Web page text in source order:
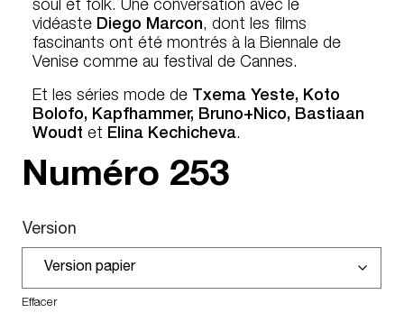
soul et folk. Une conversation avec le
vidéaste Diego Marcon, dont les films
fascinants ont été montrés à la Biennale de
Venise comme au festival de Cannes.
Et les séries mode de Txema Yeste, Koto
Bolofo, Kapfhammer, Bruno+Nico, Bastiaan
Woudt et Elina Kechicheva.
Numéro 253
Version
Effacer